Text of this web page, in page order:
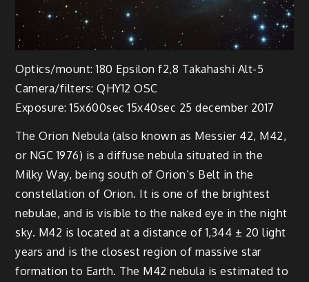
Optics/mount: 180 Epsilon f2,8 Takahashi Alt-5
Camera/filters: QHY12 OSC
Exposure: 15x600sec 15x40sec 25 december 2017
The Orion Nebula (also known as Messier 42, M42,
or NGC 1976) is a diffuse nebula situated in the
Milky Way, being south of Orion’s Belt in the
constellation of Orion. It is one of the brightest
nebulae, and is visible to the naked eye in the night
sky. M42 is located at a distance of 1,344 ± 20 light
years and is the closest region of massive star
formation to Earth. The M42 nebula is estimated to